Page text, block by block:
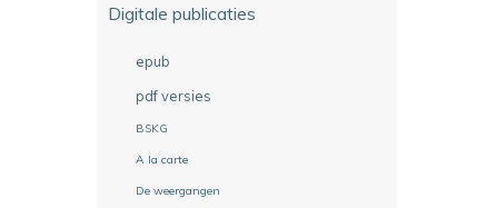
Digitale publicaties
epub
pdf versies
BSKG
A la carte
De weergangen